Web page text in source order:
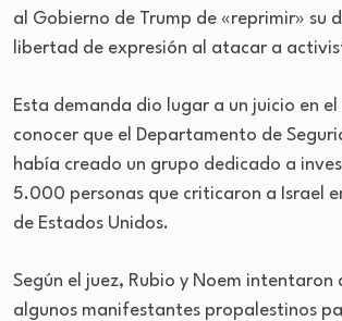
al Gobierno de Trump de «reprimir» su
libertad de expresión al atacar a
Esta demanda dio lugar a un juicio en el
conocer que el Departamento de
había creado un grupo dedicado a
5.000 personas que criticaron a Israel
de Estados Unidos.
Según el juez, Rubio y Noem
algunos manifestantes propalestinos